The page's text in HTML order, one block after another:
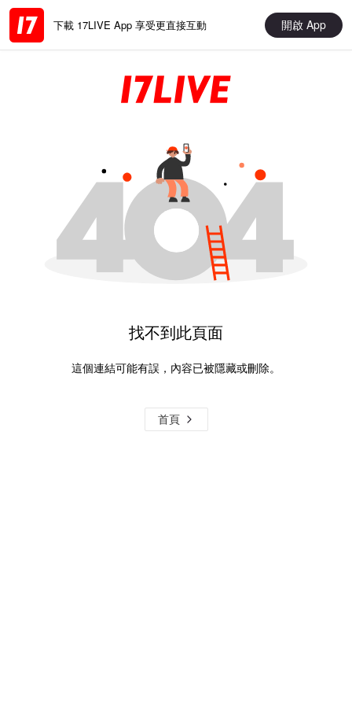
下載 17LIVE App 享受更直接互動 開啟 App
找不到此頁面
這個連結可能有誤，內容已被隱藏或刪除。
首頁